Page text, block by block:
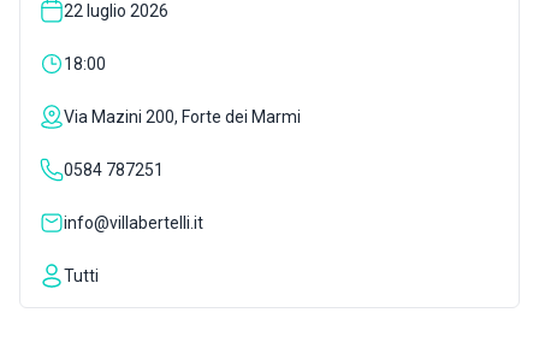
ISPIRAZIONI
WEBCAM
CONTATTI
22 luglio 2026
18:00
Via Mazini 200, Forte dei Marmi
0584 787251
info@villabertelli.it
Tutti